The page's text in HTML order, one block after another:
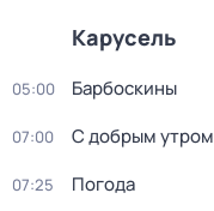
Карусель
05:00 Барбоскины
07:00 С добрым
07:25 Погода